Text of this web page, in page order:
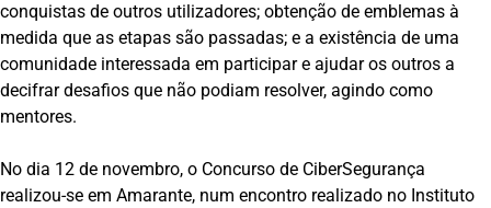
conquistas de outros utilizadores; obtenção de emblemas à
medida que as etapas são passadas; e a existência de uma
comunidade interessada em participar e ajudar os outros a
decifrar desafios que não podiam resolver, agindo como
mentores.
No dia 12 de novembro, o Concurso de CiberSegurança
realizou-se em Amarante, num encontro realizado no Instituto